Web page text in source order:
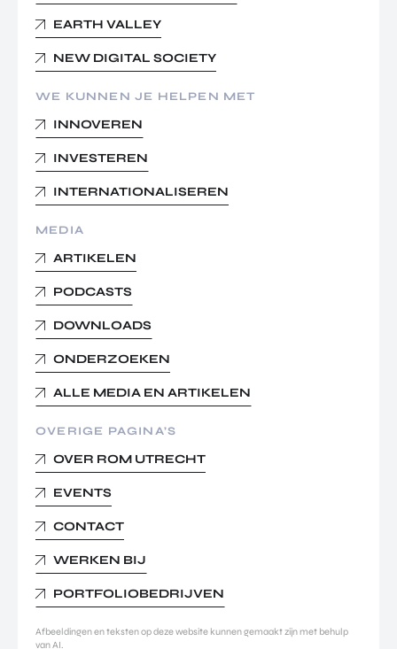
EARTH VALLEY
NEW DIGITAL SOCIETY
WE KUNNEN JE HELPEN MET
INNOVEREN
INVESTEREN
INTERNATIONALISEREN
MEDIA
ARTIKELEN
PODCASTS
DOWNLOADS
ONDERZOEKEN
ALLE MEDIA EN ARTIKELEN
OVERIGE PAGINA’S
OVER ROM UTRECHT
EVENTS
CONTACT
WERKEN BIJ
PORTFOLIOBEDRIJVEN
Afbeeldingen en teksten op deze website kunnen gemaakt zijn met behulp
van AI.